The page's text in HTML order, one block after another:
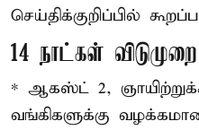
செய்திக்குறிப்பில்
14 நாட்கள் விடுமுறை
* ஆகஸ்ட் 2,
வங்கிகளுக்கு